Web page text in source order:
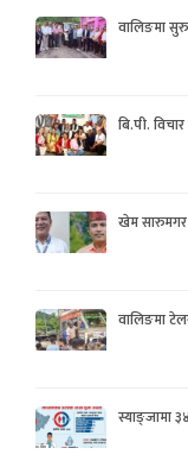
वालिङमा
बि.पी.
खेम सारुमगर
वालिङमा
स्याङ्जामा